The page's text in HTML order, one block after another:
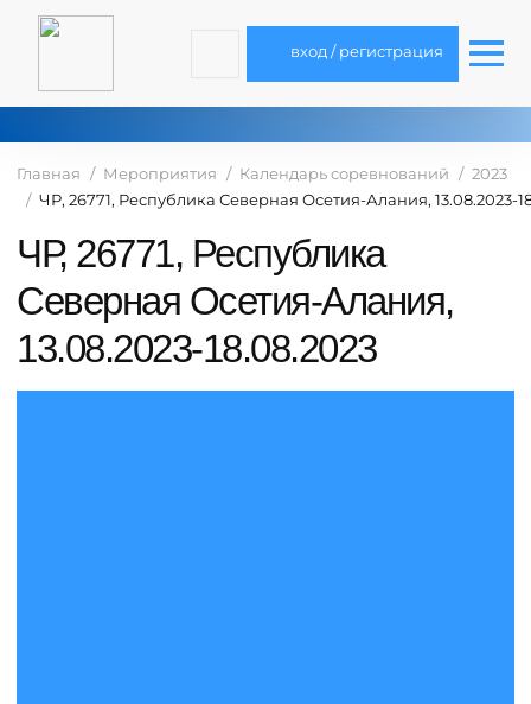
вход / регистрация
Главная Мероприятия Календарь соревнований
2023
ЧР, 26771, Республика Северная Осетия-Алания, 13.08.2023-
ЧР, 26771, Республика
Северная Осетия-Алания,
13.08.2023-18.08.2023